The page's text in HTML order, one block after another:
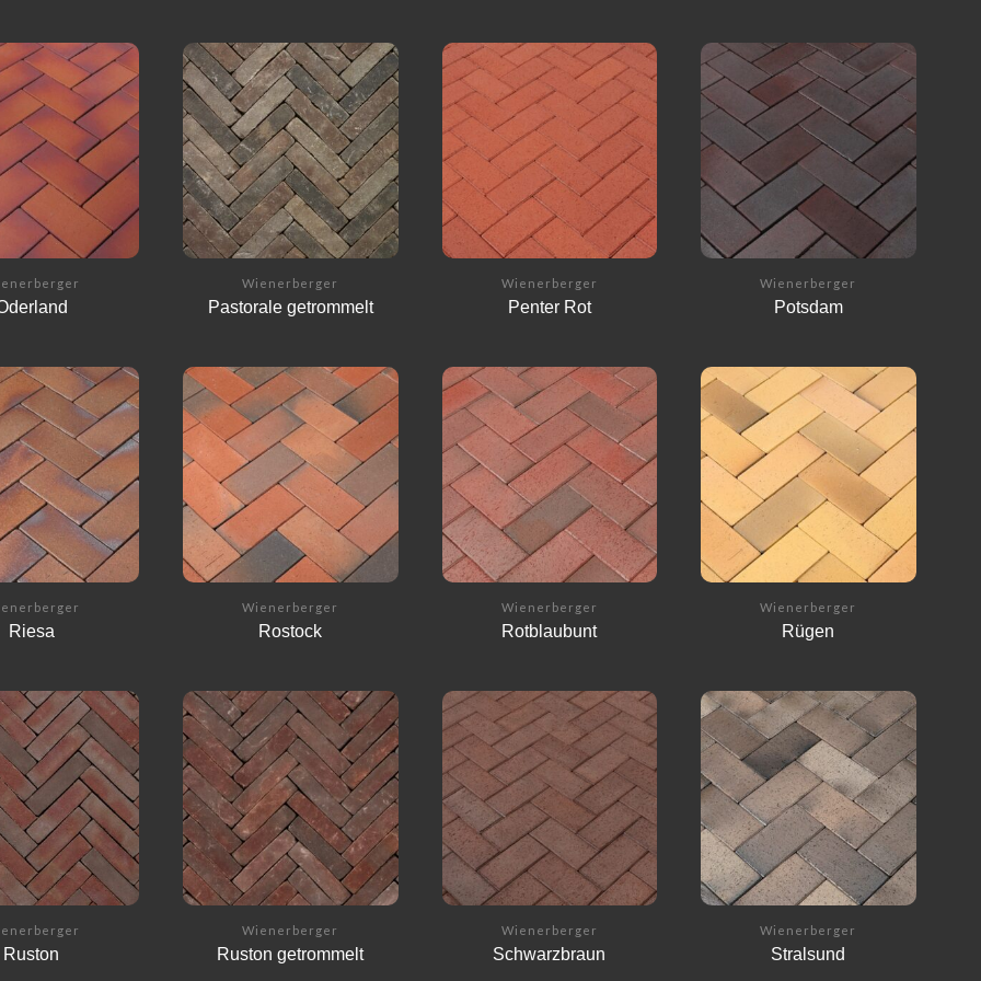
Wienerberger
Pastorale getrommelt
Wienerberger
Penter Rot
Wienerberger
Potsdam
Riesa
Wienerberger
Rostock
Wienerberger
Rotblaubunt
Wienerberger
Rügen
Ruston
Wienerberger
Ruston getrommelt
Wienerberger
Schwarzbraun
Wienerberger
Stralsund